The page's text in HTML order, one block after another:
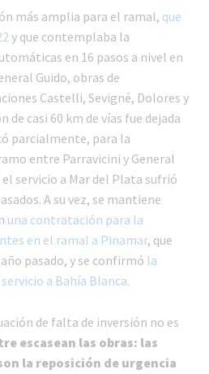
más amplia para el ramal, que
y que contemplaba la
en 16 pasos a nivel en
Guido, obras de
Castelli, Sevigné, Dolores y
de casi 60 km de vías fue dejada
parcialmente, para la
entre Parravicini y General
servicio a Mar del Plata sufrió
A su vez, se mantiene
una contratación para la
en el ramal a Pinamar, que
pasado, y se confirmó la
a Bahía Blanca.
de falta de inversión no es
escasean las obras: las
la reposición de urgencia